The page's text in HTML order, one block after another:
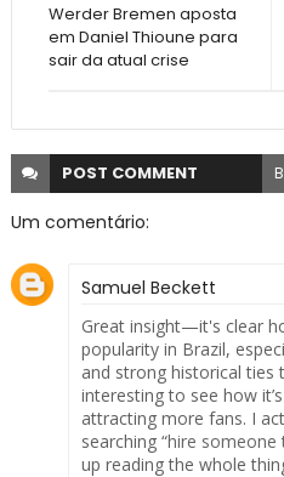
Werder Bremen aposta
em Daniel Thioune para
sair da atual crise
POST COMMENT
Um comentário:
Samuel Beckett
Great insight—it's clear
popularity in Brazil,
and strong historical ties
interesting to see how
attracting more fans. I
searching “hire someone
up reading the whole